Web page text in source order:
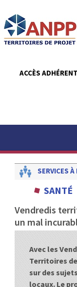
t
A
N
P
P
ACCÈS ADHÉRENT
SERVICES
SANTÉ
Vendredis
un mal
Avec les
Territoires
sur des
locaux. Le